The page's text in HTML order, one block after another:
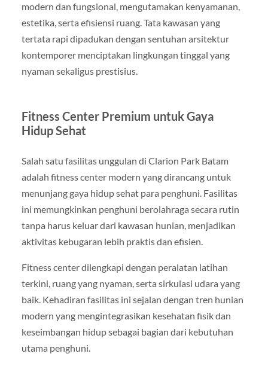
modern dan fungsional, mengutamakan kenyamanan,
estetika, serta efisiensi ruang. Tata kawasan yang
tertata rapi dipadukan dengan sentuhan arsitektur
kontemporer menciptakan lingkungan tinggal yang
nyaman sekaligus prestisius.
Fitness Center Premium untuk Gaya
Hidup Sehat
Salah satu fasilitas unggulan di Clarion Park Batam
adalah fitness center modern yang dirancang untuk
menunjang gaya hidup sehat para penghuni. Fasilitas
ini memungkinkan penghuni berolahraga secara rutin
tanpa harus keluar dari kawasan hunian, menjadikan
aktivitas kebugaran lebih praktis dan efisien.
Fitness center dilengkapi dengan peralatan latihan
terkini, ruang yang nyaman, serta sirkulasi udara yang
baik. Kehadiran fasilitas ini sejalan dengan tren hunian
modern yang mengintegrasikan kesehatan fisik dan
keseimbangan hidup sebagai bagian dari kebutuhan
utama penghuni.